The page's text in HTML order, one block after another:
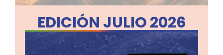
EDICIÓN JULIO 2026